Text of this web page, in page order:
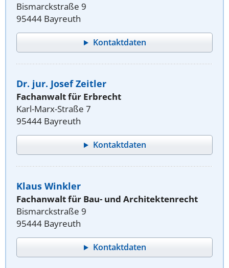
Bismarckstraße 9
95444 Bayreuth
Kontaktdaten
Dr. jur. Josef Zeitler
Fachanwalt für Erbrecht
Karl-Marx-Straße 7
95444 Bayreuth
Kontaktdaten
Klaus Winkler
Fachanwalt für Bau- und Architektenrecht
Bismarckstraße 9
95444 Bayreuth
Kontaktdaten